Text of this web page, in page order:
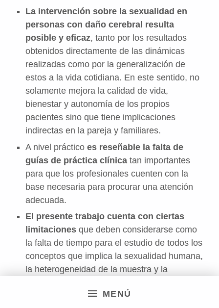
MENÚ
La intervención sobre la sexualidad en
personas con daño cerebral resulta
posible y eficaz, tanto por los resultados
obtenidos directamente de las dinámicas
realizadas como por la generalización de
estos a la vida cotidiana. En este sentido, no
solamente mejora la calidad de vida,
bienestar y autonomía de los propios
pacientes sino que tiene implicaciones
indirectas en la pareja y familiares.
A nivel práctico es reseñable la falta de
guías de práctica clínicatan importantes
para que los profesionales cuenten con la
base necesaria para procurar una atención
adecuada.
El presente trabajo cuenta con ciertas
limitacionesque deben considerarse como
la falta de tiempo para el estudio de todos los
conceptos que implica la sexualidad humana,
la heterogeneidad de la muestra y la
cotidiano de los centros en lugar de